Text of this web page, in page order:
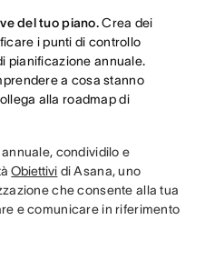
del tuo piano.Crea dei
i punti di controllo
pianificazione annuale.
a cosa stanno
alla roadmap di
condividilo e
Obiettivi di Asana, uno
che consente alla tua
e comunicare in riferimento